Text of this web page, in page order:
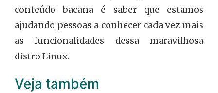
conteúdo bacana é saber que estamos
ajudando pessoas a conhecer cada vez mais
as funcionalidades dessa maravilhosa
distro Linux.
Veja também